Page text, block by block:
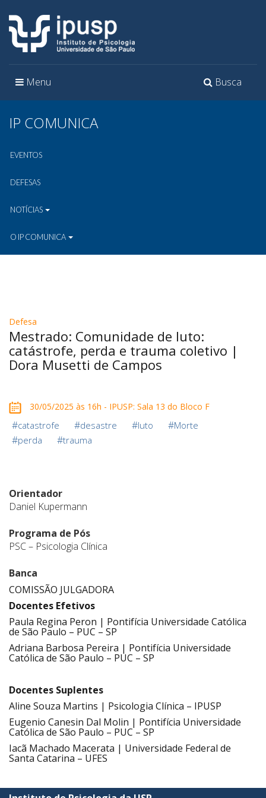
Toggle
Busca
Toggle
Menu
IP COMUNICA
EVENTOS
DEFESAS
NOTÍCIAS
O IP COMUNICA
Defesa
Mestrado: Comunidade de luto:
catástrofe, perda e trauma coletivo |
Dora Musetti de Campos
30/05/2025 às 16h - IPUSP: Sala 13 do Bloco F
#catastrofe #desastre #luto #Morte
#perda #trauma
Orientador
Daniel Kupermann
Programa de Pós
PSC – Psicologia Clínica
Banca
COMISSÃO JULGADORA
Docentes Efetivos
Paula Regina Peron | Pontifícia Universidade Católica
de São Paulo – PUC – SP
Adriana Barbosa Pereira | Pontifícia Universidade
Católica de São Paulo – PUC – SP
Docentes Suplentes
Aline Souza Martins | Psicologia Clínica – IPUSP
Eugenio Canesin Dal Molin | Pontifícia Universidade
Católica de São Paulo – PUC – SP
Iacã Machado Macerata | Universidade Federal de
Santa Catarina – UFES